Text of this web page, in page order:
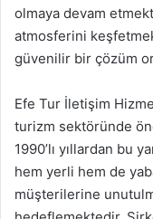
olmaya devam
atmosferini
güvenilir bir çözüm
Efe Tur İletişim
turizm sektöründe
1990’lı yıllardan bu
hem yerli hem de
müşterilerine